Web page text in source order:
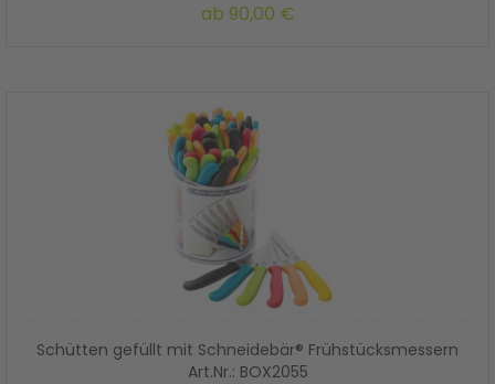
ab 90,00 €
Schütten gefüllt mit Schneidebär® Frühstücksmessern
Art.Nr.: BOX2055